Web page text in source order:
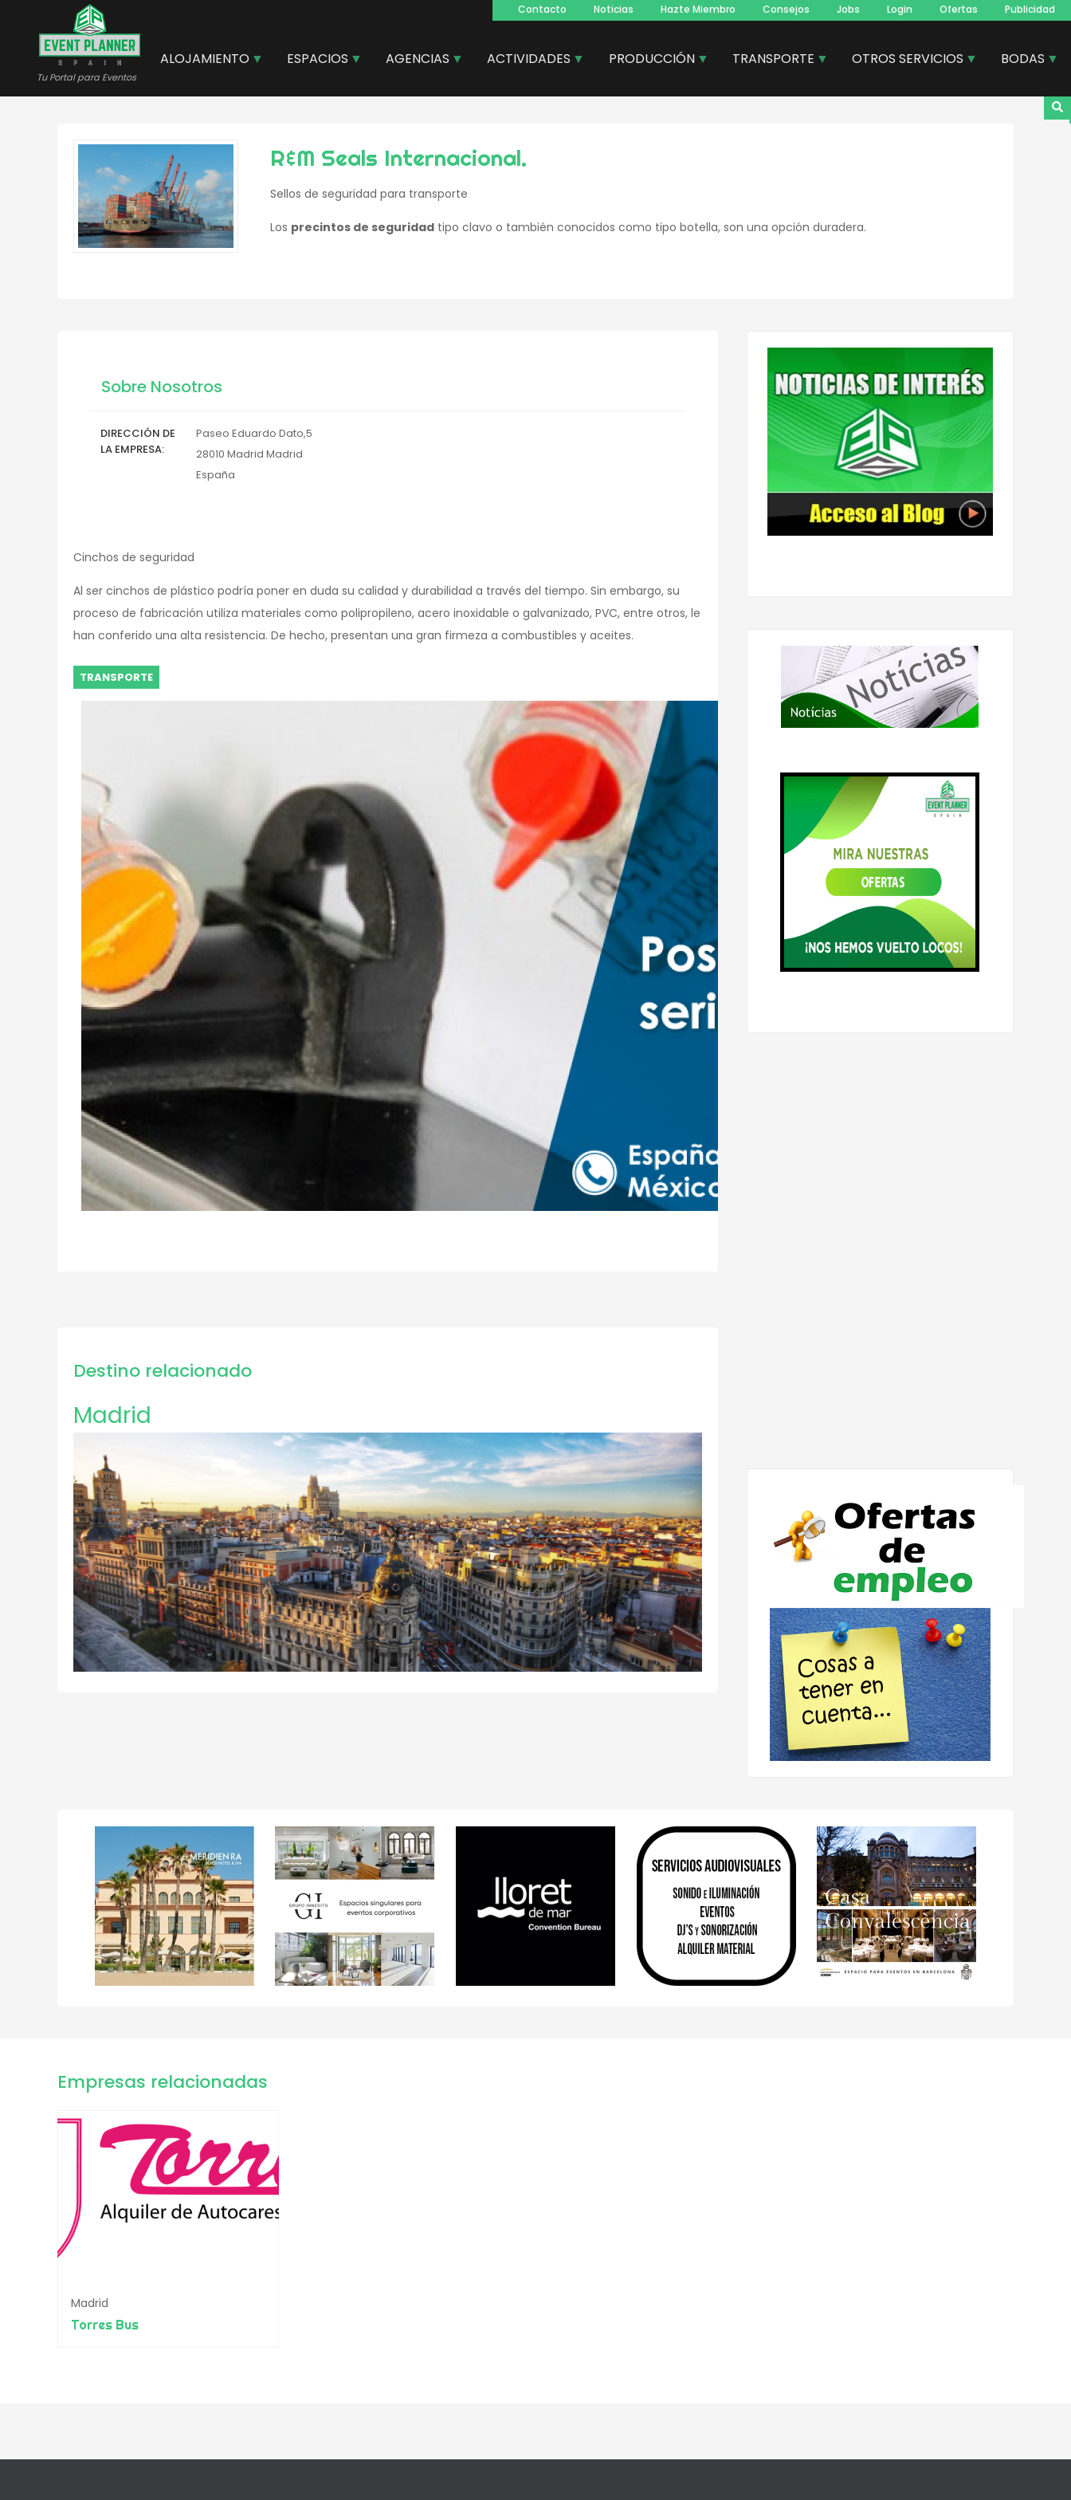
contenido
principal
Tu Portal para Eventos
Navegacion
principal
Contacto Noticias Hazte Miembro Consejos Jobs Login Ofertas Publicidad
ALOJAMIENTO ESPACIOS AGENCIAS ACTIVIDADES PRODUCCIÓN TRANSPORTE OTROS SERVICIOS BODAS
R&M Seals Internacional.
Sellos de seguridad para transporte
Los precintos de seguridadtipo clavo o también conocidos como tipo botella, son una opción duradera.
Sobre Nosotros
DIRECCIÓN DE
LA EMPRESA
Paseo Eduardo Dato,5
28010 Madrid Madrid
España
Cinchos de seguridad
Al ser cinchos de plástico podría poner en duda su calidad y durabilidad a través del tiempo. Sin embargo, su
proceso de fabricación utiliza materiales como polipropileno, acero inoxidable o galvanizado, PVC, entre otros, le
han conferido una alta resistencia. De hecho, presentan una gran firmeza a combustibles y aceites.
TRANSPORTE
Destino relacionado
Madrid
Empresas relacionadas
Madrid
Torres Bus